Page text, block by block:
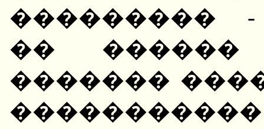
���������
�� ������
�������